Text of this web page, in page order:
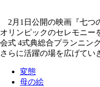
2月1日公開の映画『七つ
オリンピックのセレモニー
会式 4式典総合プランニン
さらに活躍の場を広げてい
変態
母の絵